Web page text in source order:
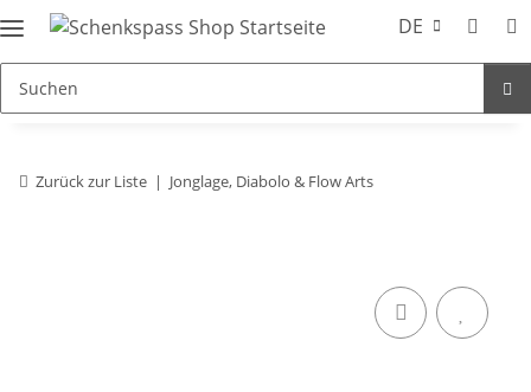
DE
Zurück zur Liste Jonglage, Diabolo & Flow Arts